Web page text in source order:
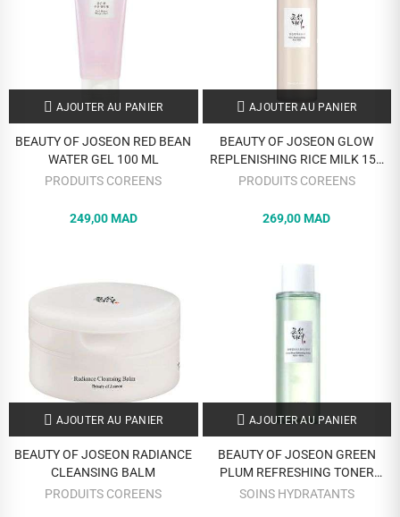
AJOUTER AU PANIER
BEAUTY OF JOSEON RED BEAN
WATER GEL 100 ML
PRODUITS COREENS
249,00 MAD
AJOUTER AU PANIER
BEAUTY OF JOSEON GLOW
REPLENISHING RICE MILK 150
ML
PRODUITS COREENS
269,00 MAD
AJOUTER AU PANIER
BEAUTY OF JOSEON RADIANCE
CLEANSING BALM
PRODUITS COREENS
AJOUTER AU PANIER
BEAUTY OF JOSEON GREEN
PLUM REFRESHING TONER
AHA+BHA 150ML
SOINS HYDRATANTS